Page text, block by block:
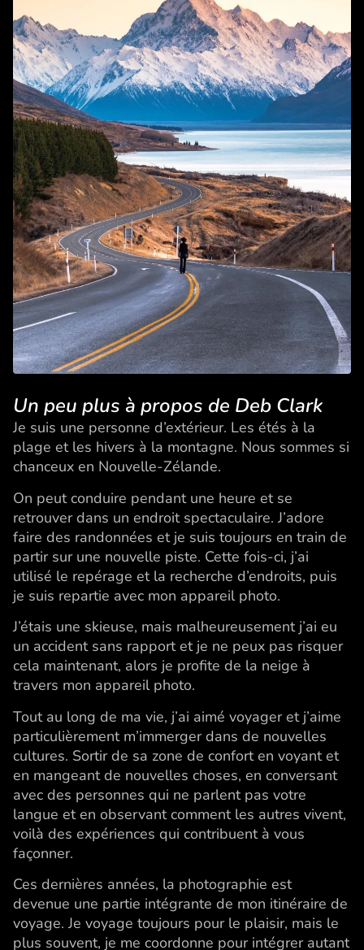
Un peu plus à propos de Deb Clark
Je suis une personne d’extérieur. Les étés à la
plage et les hivers à la montagne. Nous sommes si
chanceux en Nouvelle-Zélande.
On peut conduire pendant une heure et se
retrouver dans un endroit spectaculaire. J’adore
faire des randonnées et je suis toujours en train de
partir sur une nouvelle piste. Cette fois-ci, j’ai
utilisé le repérage et la recherche d’endroits, puis
je suis repartie avec mon appareil photo.
J’étais une skieuse, mais malheureusement j’ai eu
un accident sans rapport et je ne peux pas risquer
cela maintenant, alors je profite de la neige à
travers mon appareil photo.
Tout au long de ma vie, j’ai aimé voyager et j’aime
particulièrement m’immerger dans de nouvelles
cultures. Sortir de sa zone de confort en voyant et
en mangeant de nouvelles choses, en conversant
avec des personnes qui ne parlent pas votre
langue et en observant comment les autres vivent,
voilà des expériences qui contribuent à vous
façonner.
Ces dernières années, la photographie est
devenue une partie intégrante de mon itinéraire de
voyage. Je voyage toujours pour le plaisir, mais le
plus souvent, je me coordonne pour intégrer autant